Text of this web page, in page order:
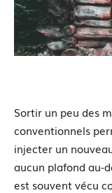
Sortir un peu des
conventionnels
injecter un
aucun plafond au-
est souvent vécu